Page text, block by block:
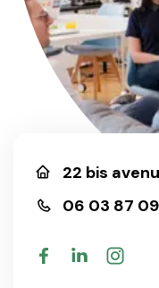
22 bis
06 03 87